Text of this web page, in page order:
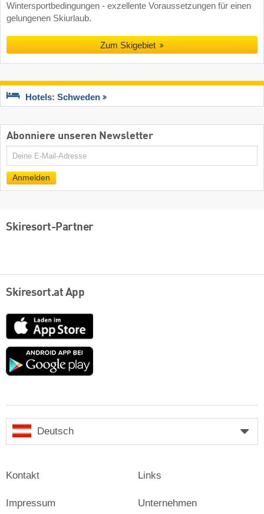
Wintersportbedingungen - exzellente Voraussetzungen für einen
gelungenen Skiurlaub.
Zum Skigebiet
Hotels: Schweden
Abonniere unseren Newsletter
E-
Mail
Anmelden
Skiresort-Partner
Skiresort.at App
App
Store
Google
Deutsch
Kontakt
Impressum
Links
Unternehmen